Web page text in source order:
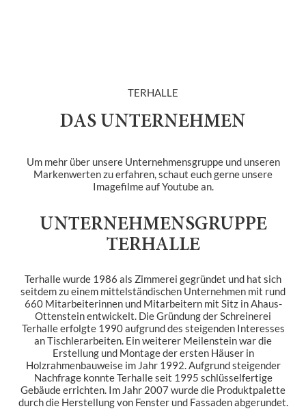
TERHALLE
DAS UNTERNEHMEN
Um mehr über unsere Unternehmensgruppe und unseren
Markenwerten zu erfahren, schaut euch gerne unsere
Imagefilme auf Youtube an.
UNTERNEHMENSGRUPPE
TERHALLE
Terhalle wurde 1986 als Zimmerei gegründet und hat sich
seitdem zu einem mittelständischen Unternehmen mit rund
660 Mitarbeiterinnen und Mitarbeitern mit Sitz in Ahaus-
Ottenstein entwickelt. Die Gründung der Schreinerei
Terhalle erfolgte 1990 aufgrund des steigenden Interesses
an Tischlerarbeiten. Ein weiterer Meilenstein war die
Erstellung und Montage der ersten Häuser in
Holzrahmenbauweise im Jahr 1992. Aufgrund steigender
Nachfrage konnte Terhalle seit 1995 schlüsselfertige
Gebäude errichten. Im Jahr 2007 wurde die Produktpalette
durch die Herstellung von Fenster und Fassaden abgerundet.